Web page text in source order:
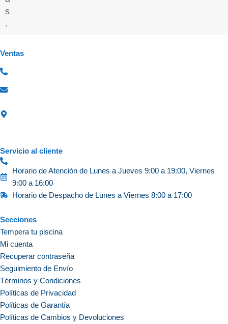
s
.
Ventas
Servicio al cliente
Horario de Atención de Lunes a Jueves 9:00 a 19:00, Viernes
9:00 a 16:00
Horario de Despacho de Lunes a Viernes 8:00 a 17:00
Secciones
Tempera tu piscina
Mi cuenta
Recuperar contraseña
Seguimiento de Envío
Términos y Condiciones
Políticas de Privacidad
Políticas de Garantía
Políticas de Cambios y Devoluciones